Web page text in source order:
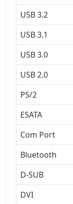
USB 3.2
USB 3.1
USB 3.0
USB 2.0
PS/2
ESATA
Com Port
Bluetooth
D-SUB
DVI